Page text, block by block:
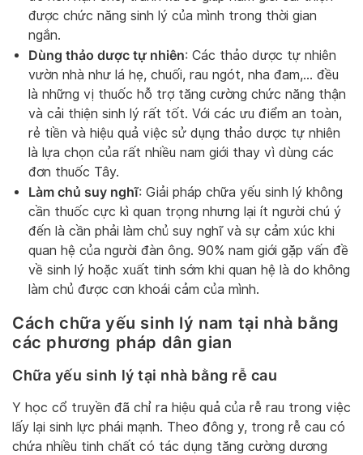
được chức năng sinh lý của mình trong thời gian
ngắn.
Dùng thảo dược tự nhiên: Các thảo dược tự nhiên
vườn nhà như lá hẹ, chuối, rau ngót, nha đam,… đều
là những vị thuốc hỗ trợ tăng cường chức năng thận
và cải thiện sinh lý rất tốt. Với các ưu điểm an toàn,
rẻ tiền và hiệu quả việc sử dụng thảo dược tự nhiên
là lựa chọn của rất nhiều nam giới thay vì dùng các
đơn thuốc Tây.
Làm chủ suy nghĩ: Giải pháp chữa yếu sinh lý không
cần thuốc cực kì quan trọng nhưng lại ít người chú ý
đến là cần phải làm chủ suy nghĩ và sự cảm xúc khi
quan hệ của người đàn ông. 90% nam giới gặp vấn đề
về sinh lý hoặc xuất tinh sớm khi quan hệ là do không
làm chủ được cơn khoái cảm của mình.
Cách chữa yếu sinh lý nam tại nhà bằng
các phương pháp dân gian
Chữa yếu sinh lý tại nhà bằng rễ cau
Y học cổ truyền đã chỉ ra hiệu quả của rễ rau trong việc
lấy lại sinh lực phái mạnh. Theo đông y, trong rễ cau có
chứa nhiều tinh chất có tác dụng tăng cường dương